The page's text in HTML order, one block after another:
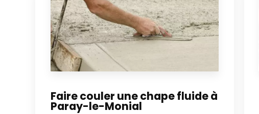
Faire couler une chape fluide à
Paray-le-Monial